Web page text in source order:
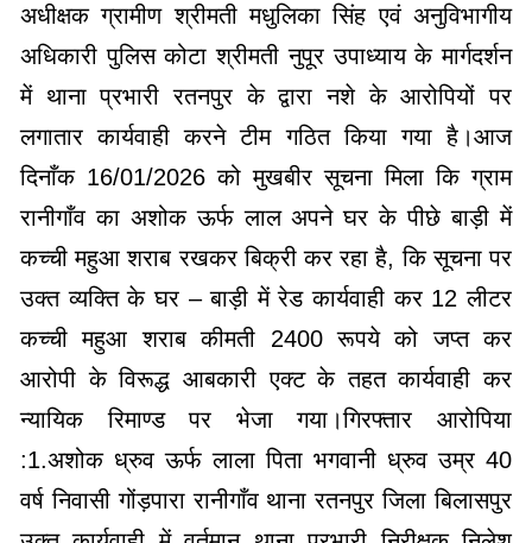
अधीक्षक ग्रामीण श्रीमती मधुलिका सिंह एवं अनुविभागीय
अधिकारी पुलिस कोटा श्रीमती नुपूर उपाध्याय के मार्गदर्शन
में थाना प्रभारी रतनपुर के द्वारा नशे के आरोपियों पर
लगातार कार्यवाही करने टीम गठित किया गया है।आज
दिनाँक 16/01/2026 को मुखबीर सूचना मिला कि ग्राम
रानीगाँव का अशोक ऊर्फ लाल अपने घर के पीछे बाड़ी में
कच्ची महुआ शराब रखकर बिक्री कर रहा है, कि सूचना पर
उक्त व्यक्ति के घर – बाड़ी में रेड कार्यवाही कर 12 लीटर
कच्ची महुआ शराब कीमती 2400 रूपये को जप्त कर
आरोपी के विरूद्ध आबकारी एक्ट के तहत कार्यवाही कर
न्यायिक रिमाण्ड पर भेजा गया।गिरफ्तार आरोपिया
:1.अशोक ध्रुव ऊर्फ लाला पिता भगवानी ध्रुव उम्र 40
वर्ष निवासी गोंड़पारा रानीगाँव थाना रतनपुर जिला बिलासपुर